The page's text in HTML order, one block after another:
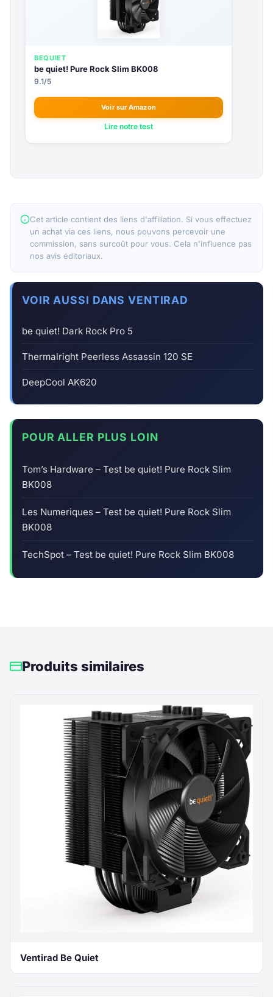
BEQUIET
be quiet! Pure Rock Slim BK008
9.1/5
Voir sur Amazon
Lire notre test
Cet article contient des liens d'affiliation. Si vous effectuez
un achat via ces liens, nous pouvons percevoir une
commission, sans surcoût pour vous. Cela n'influence pas
nos avis éditoriaux.
VOIR AUSSI DANS VENTIRAD
be quiet! Dark Rock Pro 5
Thermalright Peerless Assassin 120 SE
DeepCool AK620
POUR ALLER PLUS LOIN
Tom’s Hardware – Test be quiet! Pure Rock Slim
BK008
Les Numeriques – Test be quiet! Pure Rock Slim
BK008
TechSpot – Test be quiet! Pure Rock Slim BK008
Produits similaires
Ventirad Be Quiet